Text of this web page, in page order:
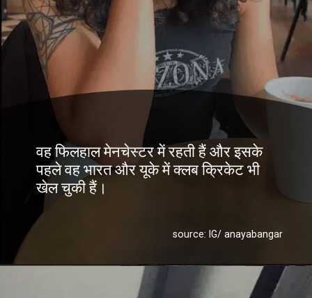
वह फिलहाल मेनचेस्टर में रहती हैं और इसके
पहले वह भारत और यूके में क्लब क्रिकेट भी
खेल चुकी हैं।
source: IG/ anayabangar